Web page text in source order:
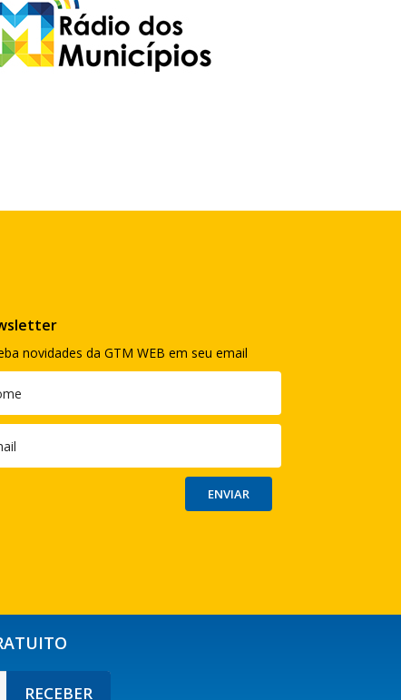
novidades da GTM WEB em seu email